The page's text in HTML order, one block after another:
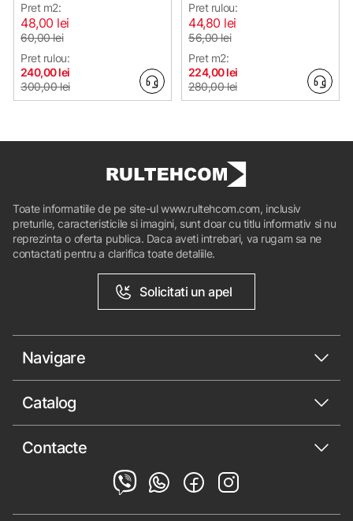
Pret m2:
48,00 lei
60,00 lei
Pret rulou:
240,00 lei
300,00 lei
Pret rulou:
44,80 lei
56,00 lei
Pret m2:
224,00 lei
280,00 lei
Toate informatiile de pe site-ul www.rultehcom.com, inclusiv
preturile, caracteristicile si imagini, sunt doar cu titlu informativ si nu
reprezinta o oferta publica. Daca aveti intrebari, va rugam sa ne
contactati pentru a clarifica toate detaliile.
Solicitati un apel
Navigare
Catalog
Contacte